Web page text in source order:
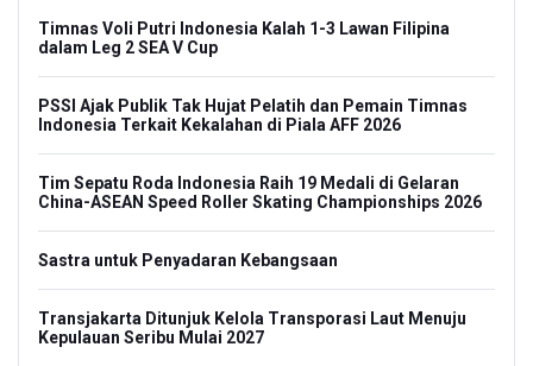
Timnas Voli Putri Indonesia Kalah 1-3 Lawan Filipina
dalam Leg 2 SEA V Cup
PSSI Ajak Publik Tak Hujat Pelatih dan Pemain Timnas
Indonesia Terkait Kekalahan di Piala AFF 2026
Tim Sepatu Roda Indonesia Raih 19 Medali di Gelaran
China-ASEAN Speed Roller Skating Championships 2026
Sastra untuk Penyadaran Kebangsaan
Transjakarta Ditunjuk Kelola Transporasi Laut Menuju
Kepulauan Seribu Mulai 2027